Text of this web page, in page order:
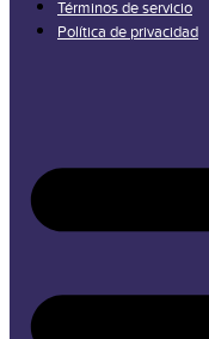
Términos de servicio
Política de privacidad